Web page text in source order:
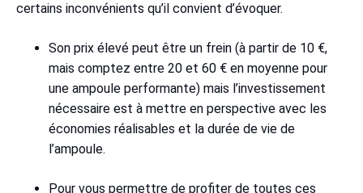
certains inconvénients qu’il convient d’évoquer.
Son prix élevé peut être un frein (à partir de 10 €,
mais comptez entre 20 et 60 € en moyenne pour
une ampoule performante) mais l’investissement
nécessaire est à mettre en perspective avec les
économies réalisables et la durée de vie de
l’ampoule.
Pour vous permettre de profiter de toutes ces